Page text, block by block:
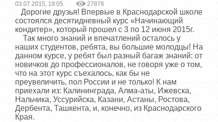
03.07.2015, 19:05 27876
Дорогие друзья! Впервые в Краснодарской школе
состоялся десятидневный курс «Начинающий
кондитер», который прошел с 3 по 12 июня 2015г.
Так много знаний и впечатлений осталось у
наших студентов, ребята, вы большие молодцы! На
данном курсе, у ребят был разный багаж знаний: от
новичков до профессионалов, не говоря уже о том,
что на этот курс съехалось, как бы не
преувеличить, пол России и не только! К нам
приехали из: Калининграда, Алма-аты, Ижевска,
Нальчика, Уссурийска, Казани, Астаны, Ростова,
Дербента, Ташкента, и, конечно, из Краснодарского
Края.